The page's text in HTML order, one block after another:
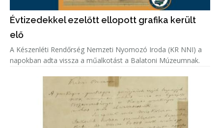
Évtizedekkel ezelőtt ellopott grafika került
elő
A Készenléti Rendőrség Nemzeti Nyomozó Iroda (KR NNI) a
napokban adta vissza a műalkotást a Balatoni Múzeumnak.